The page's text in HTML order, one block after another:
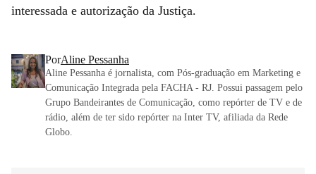
interessada e autorização da Justiça.
PorAline Pessanha
Aline Pessanha é jornalista, com Pós-graduação em Marketing e
Comunicação Integrada pela FACHA - RJ. Possui passagem pelo
Grupo Bandeirantes de Comunicação, como repórter de TV e de
rádio, além de ter sido repórter na Inter TV, afiliada da Rede
Globo.